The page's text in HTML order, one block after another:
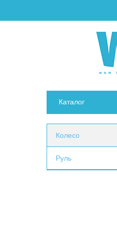
Каталог
Колесо
Руль